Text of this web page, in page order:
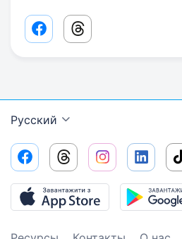
Facebook share link
Threads share link
Русский